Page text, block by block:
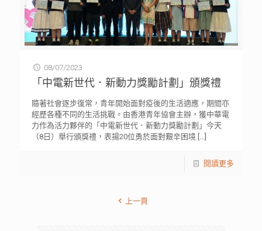
08/07/2023
「中電新世代．新動力獎勵計劃」頒獎禮
隨著社會逐步復常，青年開始面對疫後的生活適應，期間亦
經歷各種不同的生活挑戰。由香港青年協會主辦，獲中華電
力作為活力夥伴的「中電新世代．新動力獎勵計劃」今天
（8日）舉行頒獎禮，表揚20位勇於面對艱辛困境 […]
閱讀更多
上一頁